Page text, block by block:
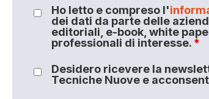
Ho letto e compreso l'
dei dati da parte delle
editoriali, e-book, white
professionali di interesse. *
Desidero ricevere la
Tecniche Nuove e